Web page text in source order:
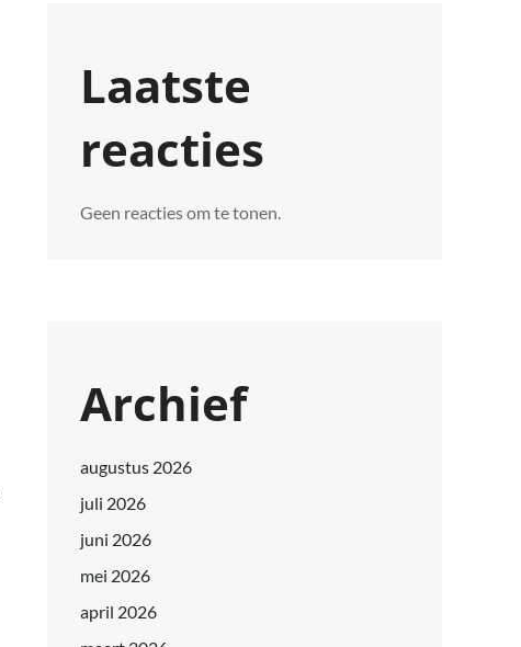
Laatste
reacties
Geen reacties om te tonen.
Archief
augustus 2026
juli 2026
juni 2026
mei 2026
april 2026